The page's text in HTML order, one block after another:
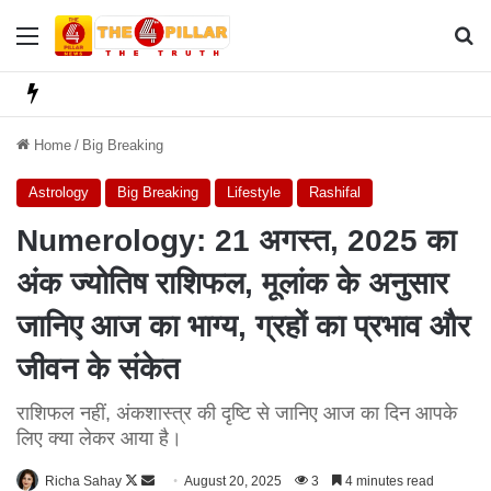
Menu
Home / Big Breaking
Astrology Big Breaking Lifestyle Rashifal
Numerology: 21 अगस्त, 2025 का
अंक ज्योतिष राशिफल, मूलांक के अनुसार
जानिए आज का भाग्य, ग्रहों का प्रभाव और
जीवन के संकेत
राशिफल नहीं, अंकशास्त्र की दृष्टि से जानिए आज का दिन आपके
लिए क्या लेकर आया है।
Richa Sahay
F
August 20, 2025 3 4 minutes read